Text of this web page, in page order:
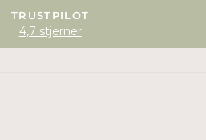
TRUSTPILOT
4,7 stjerner